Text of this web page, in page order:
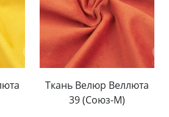
Ткань Велюр Веллюта
39 (Союз-М)